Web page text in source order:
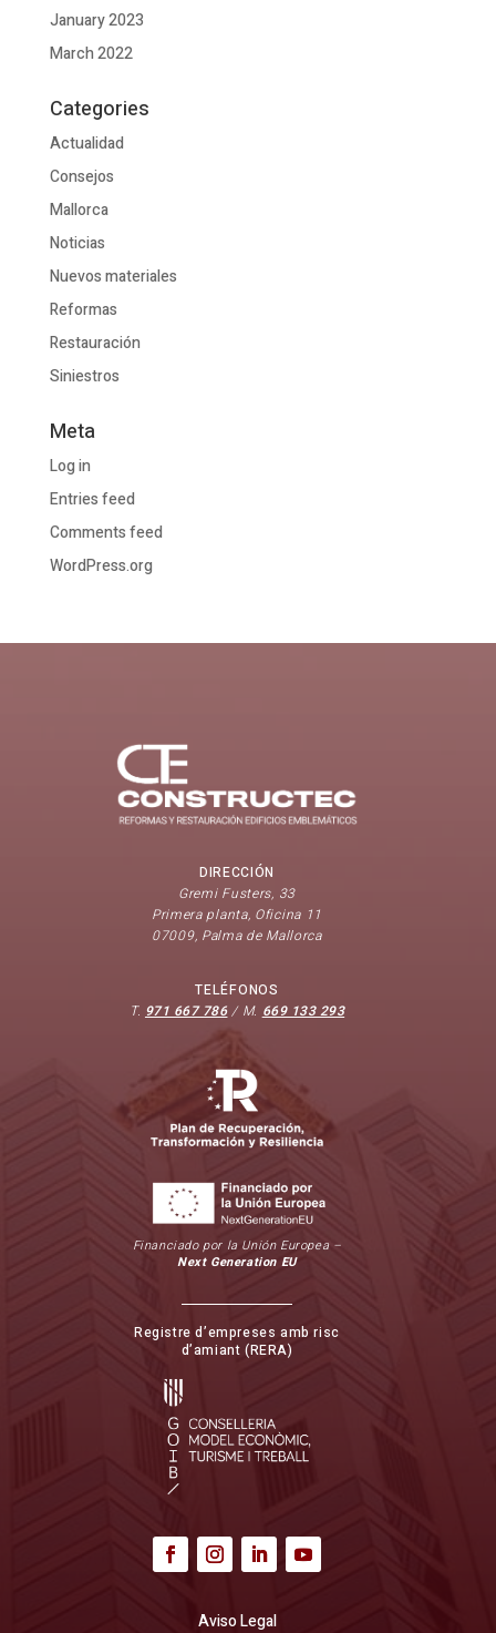
January 2023
March 2022
Categories
Actualidad
Consejos
Mallorca
Noticias
Nuevos materiales
Reformas
Restauración
Siniestros
Meta
Log in
Entries feed
Comments feed
WordPress.org
DIRECCIÓN
Gremi Fusters, 33
Primera planta, Oficina 11
07009, Palma de Mallorca
TELÉFONOS
T. 971 667 786/ M. 669 133 293
Financiado por la Unión Europea –
Next Generation EU
Registre d’empreses amb risc
d’amiant (RERA)
Aviso Legal